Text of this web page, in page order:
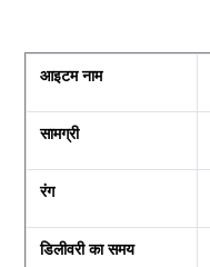
आइटम नाम
सामग्री
रंग
डिलीवरी का समय